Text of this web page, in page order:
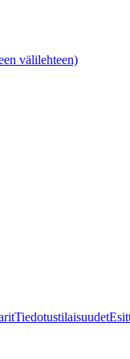
välilehteen)
Tiedotustilaisuudet